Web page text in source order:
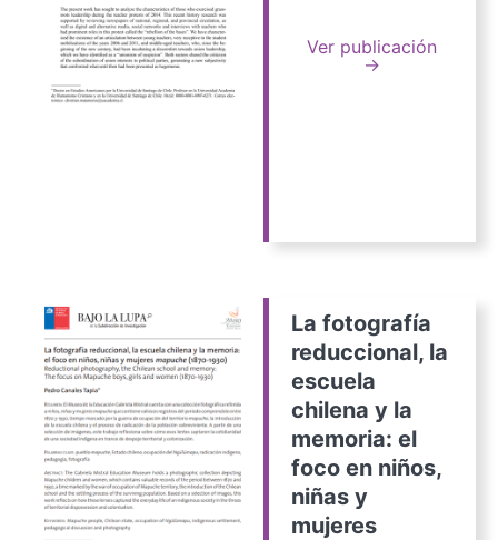
Ver publicación
→
La fotografía
reduccional, la
escuela
chilena y la
memoria: el
foco en niños,
niñas y
mujeres